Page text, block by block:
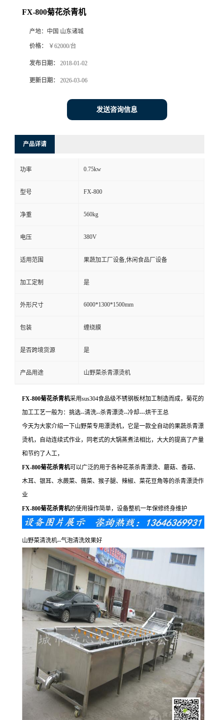
FX-800菊花杀青机
产地： 中国 山东诸城
价格： ￥62000/台
发布日期： 2018-01-02
更新日期： 2026-03-06
发送咨询信息
产品详请
功率 0.75kw
型号 FX-800
净重 560kg
电压 380V
适用范围 果蔬加工厂设备,休闲食品厂设备
加工定制 是
外形尺寸 6000*1300*1500mm
包装 缠绕膜
是否跨境货源 是
产品用途 山野菜杀青漂烫机
FX-800菊花杀青机采用sus304食品级不锈钢板材加工制造而成，菊花的
加工工艺一般为：挑选--清洗--杀青漂烫--冷却---烘干王总
今天为大家介绍一下山野菜专用漂烫机，它是一款全自动的果蔬杀青漂
烫机，自动连续式作业，同老式的大锅蒸煮法相比，大大的提高了产量
和节约了人工，
FX-800菊花杀青机可以广泛的用于各种花茶杀青漂烫、蘑菇、香菇、
木耳、银耳、水蕨菜、薇菜、猴子腿、辣椒、菜花豆角等的杀青漂烫作
业
FX-800菊花杀青机的使用操作简单，设备整机一年保修终身维护
山野菜清洗机--气泡清洗效果好